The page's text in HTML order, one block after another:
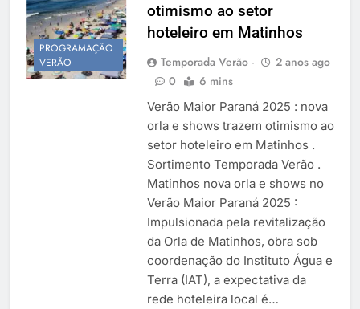
Temporada Verão 2027
PROGRAMAÇÃO
VERÃO
otimismo ao setor
hoteleiro em Matinhos
Temporada Verão -
2 anos ago
0
6 mins
Verão Maior Paraná 2025 : nova
orla e shows trazem otimismo ao
setor hoteleiro em Matinhos .
Sortimento Temporada Verão .
Matinhos nova orla e shows no
Verão Maior Paraná 2025 :
Impulsionada pela revitalização
da Orla de Matinhos, obra sob
coordenação do Instituto Água e
Terra (IAT), a expectativa da
rede hoteleira local é…